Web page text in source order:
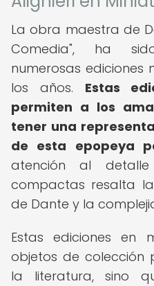
La obra maestra de
Comedia", ha
numerosas
los años. Estas
permiten a los
tener una
de esta epopeya
atención al
compactas resalta
de Dante y la
Estas ediciones en
objetos de colección
la literatura, sino